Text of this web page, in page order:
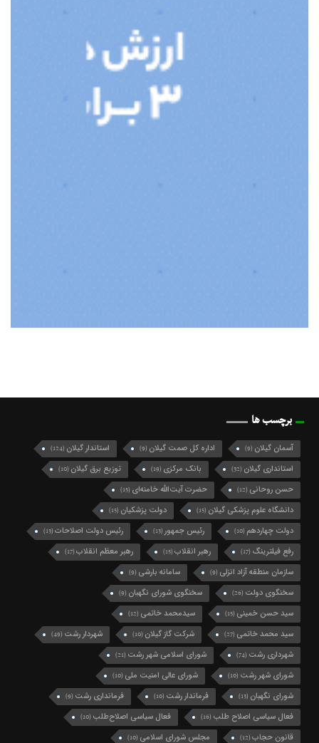
برچسب ها
آسمان گیلان (9) اداره کل صمت گیلان (9) استاندار گیلان (124)
استانداری گیلان (32) بانک مرکزی (19) توزیع برق گیلان (10)
حسن روحانی (12) حضرت آیت‌الله خامنه‌ای (15)
دانشگاه علوم پزشکی گیلان (15) دولت پزشکیان (15)
دولت چهاردهم (10) رئیس جمهور(13) رئیس دولت اصلاحات(13)
رفع فیلترینگ (17) رهبر انقلاب(15) رهبر معظم انقلاب(17)
سازمان منطقه آزاد انزلی (9) سامانه بارشی (9)
سخنگوی دولت (26) سخنگوی شورای نگهبان (9)
سید حسن خمینی (15) سیدمحمد خاتمی (12)
سید محمد خاتمی (27) شرکت گاز گیلان (10) شهردار رشت (49)
شهرداری رشت (74) شورای اسلامی شهر رشت (21)
شورای شهر رشت (10) شورای عالی امنیت ملی (10)
شورای نگهبان (13) فرماندار رشت (10) فرمانداری رشت (9)
فعال سیاسی اصلاح طلب (16) فعال سیاسی اصلاح‌طلب (10)
قانون حجاب(12) مجلس شورای اسلامی (10)